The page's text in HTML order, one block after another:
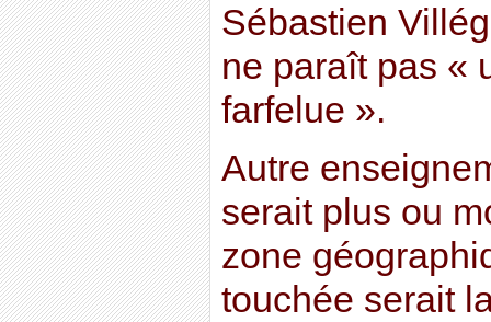
Sébastien
ne paraît pas «
farfelue ».
Autre
serait plus ou
zone
touchée serait